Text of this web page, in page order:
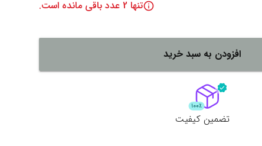
تنها 2 عدد باقی مانده است.
افزودن به سبد خرید
تضمین کیفیت